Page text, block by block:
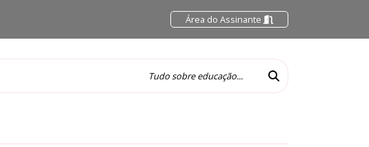
Área do Assinante